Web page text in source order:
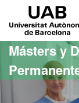
Acceso al contenido
Acceso a la
Másters y